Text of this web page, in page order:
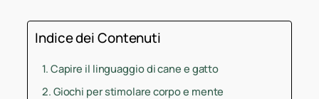
Indice dei Contenuti
Capire il linguaggio di cane e gatto
Giochi per stimolare corpo e mente